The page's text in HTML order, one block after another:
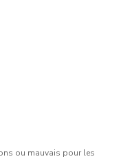
ou mauvais pour les